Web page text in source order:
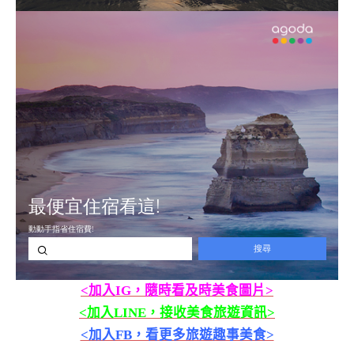
<加入IG，隨時看及時美食圖片>
<加入LINE，接收美食旅遊資訊>
<加入FB，看更多旅遊趣事美食>